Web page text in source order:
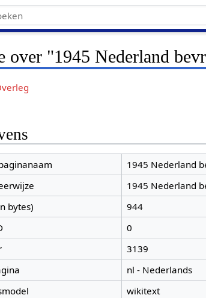
over "1945 Nederland
1945 Nederland
1945 Nederland
bytes)
944
0
3139
nl - Nederlands
wikitext